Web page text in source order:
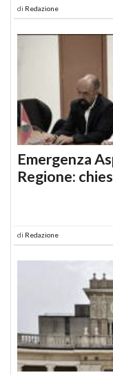
di Redazione
Emergenza
Regione:
di Redazione